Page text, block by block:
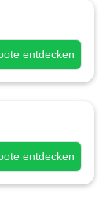
entdecken
entdecken